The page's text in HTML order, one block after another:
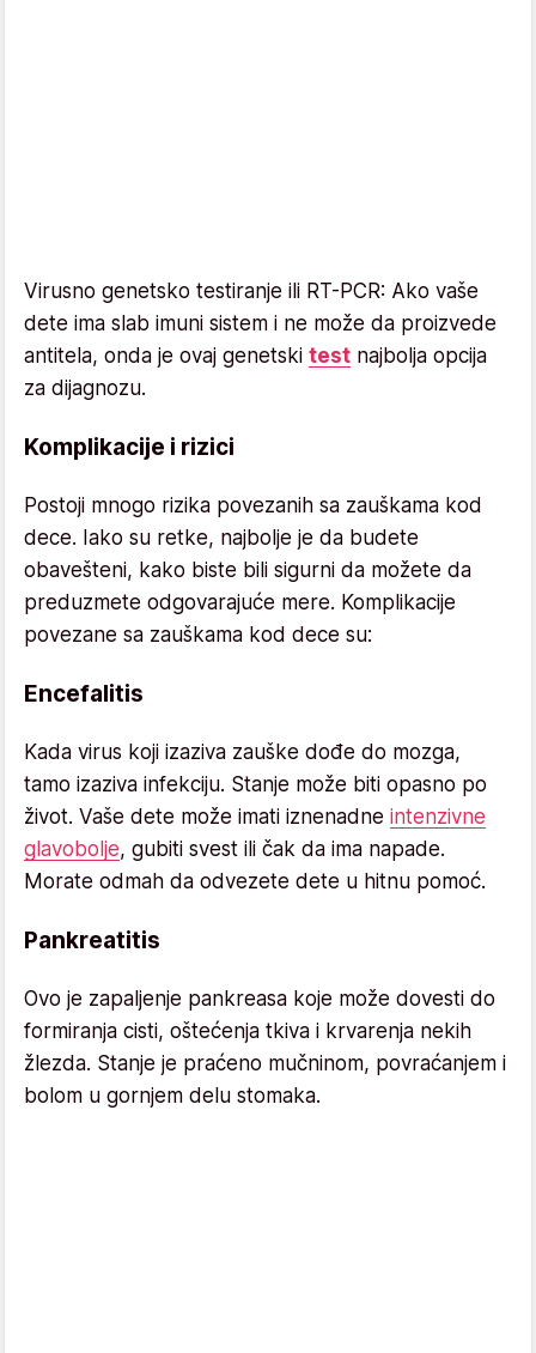
Virusno genetsko testiranje ili RT-PCR: Ako vaše
dete ima slab imuni sistem i ne može da proizvede
antitela, onda je ovaj genetski test najbolja opcija
za dijagnozu.
Komplikacije i rizici
Postoji mnogo rizika povezanih sa zauškama kod
dece. Iako su retke, najbolje je da budete
obavešteni, kako biste bili sigurni da možete da
preduzmete odgovarajuće mere. Komplikacije
povezane sa zauškama kod dece su:
Encefalitis
Kada virus koji izaziva zauške dođe do mozga,
tamo izaziva infekciju. Stanje može biti opasno po
život. Vaše dete može imati iznenadne intenzivne
glavobolje, gubiti svest ili čak da ima napade.
Morate odmah da odvezete dete u hitnu pomoć.
Pankreatitis
Ovo je zapaljenje pankreasa koje može dovesti do
formiranja cisti, oštećenja tkiva i krvarenja nekih
žlezda. Stanje je praćeno mučninom, povraćanjem i
bolom u gornjem delu stomaka.